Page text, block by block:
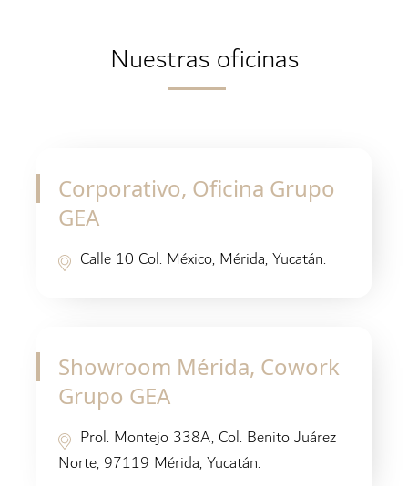
Nuestras oficinas
Corporativo, Oficina Grupo
GEA
Calle 10 Col. México, Mérida, Yucatán.
Showroom Mérida, Cowork
Grupo GEA
Prol. Montejo 338A, Col. Benito Juárez
Norte, 97119 Mérida, Yucatán.